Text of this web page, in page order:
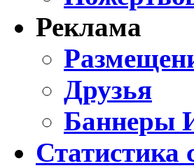
Реклама
Друзья
Баннеры
Статистика